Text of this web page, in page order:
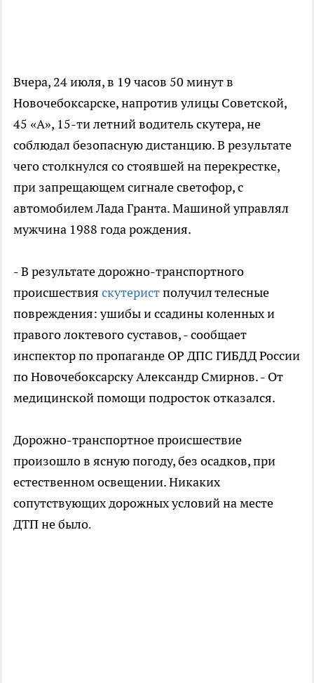
Вчера, 24 июля, в 19 часов 50 минут в
Новочебоксарске, напротив улицы Советской,
45 «А», 15-ти летний водитель скутера, не
соблюдал безопасную дистанцию. В результате
чего столкнулся со стоявшей на перекрестке,
при запрещающем сигнале светофор, с
автомобилем Лада Гранта. Машиной управлял
мужчина 1988 года рождения.
- В результате дорожно-транспортного
происшествия скутеристполучил телесные
повреждения: ушибы и ссадины коленных и
правого локтевого суставов, - сообщает
инспектор по пропаганде ОР ДПС ГИБДД России
по Новочебоксарску Александр Смирнов. - От
медицинской помощи подросток отказался.
Дорожно-транспортное происшествие
произошло в ясную погоду, без осадков, при
естественном освещении. Никаких
сопутствующих дорожных условий на месте
ДТП не было.